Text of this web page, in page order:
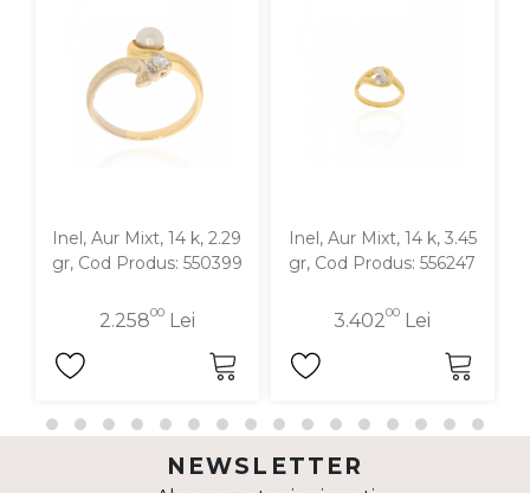
Inel, Aur Mixt, 14 k, 2.29
gr, Cod Produs: 550399
2.25800Lei
Inel, Aur Mixt, 14 k, 3.45
gr, Cod Produs: 556247
3.40200 Lei
NEWSLETTER